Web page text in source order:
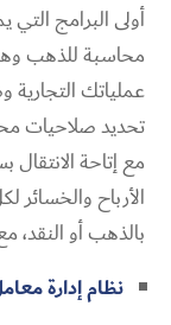
أولى البرامج
محاسبة للذهب
عملياتك
تحديد صلاحيات
مع إتاحة
الأرباح
بالذهب أو النقد،
نظام إدارة